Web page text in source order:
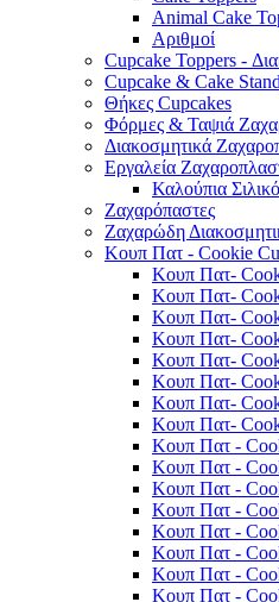
Animal Cake
Αριθμοί
Cupcake Toppers -
Cupcake & Cake Stand
Θήκες Cupcakes
Φόρμες & Ταψιά
Διακοσμητικά
Εργαλεία
Καλούπια
Ζαχαρόπαστες
Ζαχαρώδη
Κουπ Πατ - Cookie
Κουπ Πατ-
Κουπ Πατ-
Κουπ Πατ-
Κουπ Πατ-
Κουπ Πατ-
Κουπ Πατ-
Κουπ Πατ-
Κουπ Πατ-
Κουπ Πατ -
Κουπ Πατ -
Κουπ Πατ -
Κουπ Πατ -
Κουπ Πατ -
Κουπ Πατ -
Κουπ Πατ -
Κουπ Πατ -